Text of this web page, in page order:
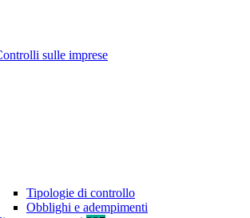
sulle imprese
Tipologie di controllo
Obblighi e adempimenti